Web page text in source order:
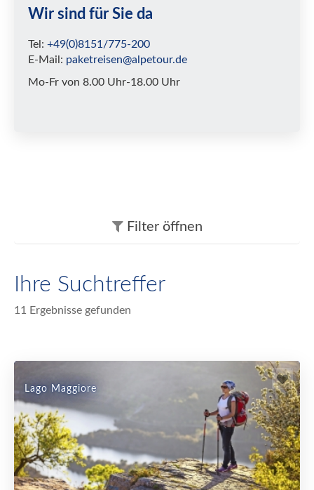
Wir sind für Sie da
Tel: +49(0)8151/775-200
E-Mail: paketreisen@alpetour.de
Mo-Fr von 8.00 Uhr-18.00 Uhr
Filter öffnen
Ihre Suchtreffer
11 Ergebnisse gefunden
Lago Maggiore